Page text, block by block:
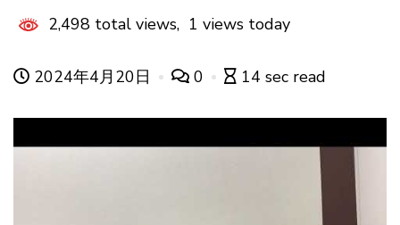
2,498 total views, 1 views today
2024年4月20日 0 14 sec read